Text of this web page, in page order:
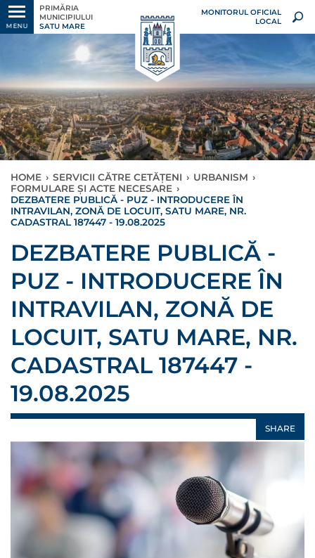
MENU
PRIMĂRIA
MUNICIPIULUI
SATU MARE
MONITORUL OFICIAL
LOCAL
HOME › SERVICII CĂTRE CETĂȚENI › URBANISM ›
FORMULARE ȘI ACTE NECESARE ›
DEZBATERE PUBLICĂ - PUZ - INTRODUCERE ÎN
INTRAVILAN, ZONĂ DE LOCUIT, SATU MARE, NR.
CADASTRAL 187447 - 19.08.2025
DEZBATERE PUBLICĂ -
PUZ - INTRODUCERE ÎN
INTRAVILAN, ZONĂ DE
LOCUIT, SATU MARE, NR.
CADASTRAL 187447 -
19.08.2025
SHARE